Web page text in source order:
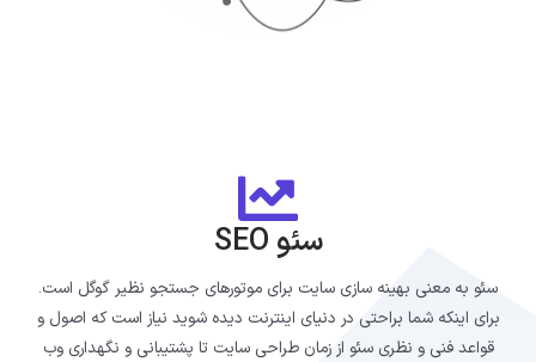
سئو SEO
سئو به معنی بهینه سازی سایت برای موتورهای جستجو نظیر گوگل است.
برای اینکه شما براحتی در دنیای اینترنت دیده شوید نیاز است که اصول و
قواعد فنی و نظری سئو از زمان طراحی سایت تا پشتیبانی و نگهداری وب